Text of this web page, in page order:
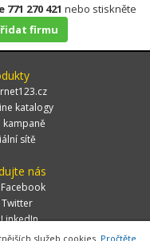
270 421 nebo stiskněte
firmu
katalogy
kampaně
sítě
nás
Facebook
Twitter
LinkedIn
služeb cookies. Pročtěte